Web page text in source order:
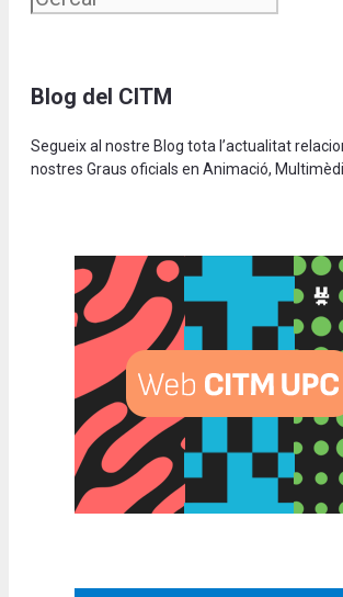
Blog del CITM
Segueix al nostre Blog tota l’actualitat
nostres Graus oficials en Animació,